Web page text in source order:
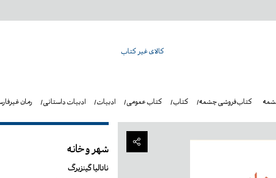
کالای غیر کتاب
رمان ادبیات داستانی ادبیات کتاب عمومی کتاب کتاب‌فروشی چشمه
شهر و خانه
ناتالیا گینزبرگ